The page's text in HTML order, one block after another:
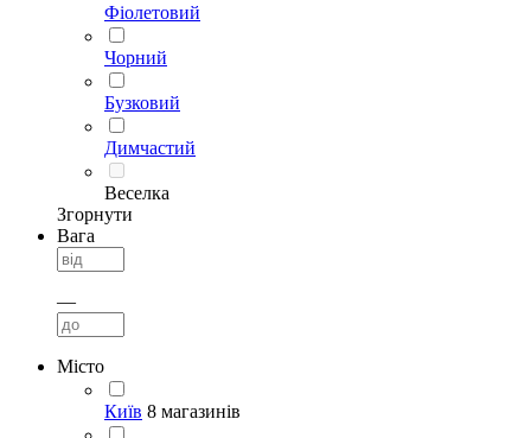
Фіолетовий
Чорний
Бузковий
Димчастий
Веселка
Згорнути
Вага
—
Місто
Київ 8 магазинів